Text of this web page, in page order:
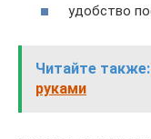
удобство
Читайте также:
руками